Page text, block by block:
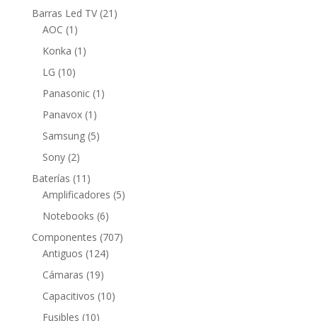
productos
Barras Led TV 21 21
AOC 1 1
producto
Konka 1 1
LG 1010
productos
Panasonic 1 1
Panavox 1 1
producto
Samsung 55
Sony 22
productos
Baterías 11 11
productos
Amplificadores 55
Notebooks 66
productos
Componentes 707707
Antiguos 124124
Cámaras 1919
productos
Capacitivos 1010
Fusibles 1010